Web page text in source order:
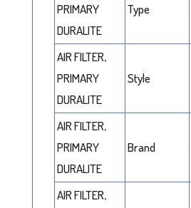
PRIMARY
DURALITE
Type
AIR FILTER,
PRIMARY
DURALITE
Style
AIR FILTER,
PRIMARY
DURALITE
Brand
AIR FILTER,